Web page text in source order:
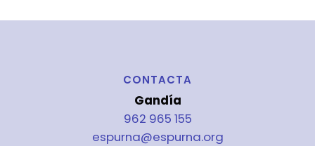
CONTACTA
Gandía
962 965 155
espurna@espurna.org